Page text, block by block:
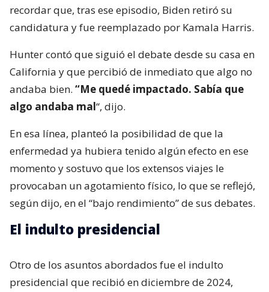
recordar que, tras ese episodio, Biden retiró su
candidatura y fue reemplazado por Kamala Harris.
Hunter contó que siguió el debate desde su casa en
California y que percibió de inmediato que algo no
andaba bien. “Me quedé impactado. Sabía que
algo andaba mal“, dijo.
En esa línea, planteó la posibilidad de que la
enfermedad ya hubiera tenido algún efecto en ese
momento y sostuvo que los extensos viajes le
provocaban un agotamiento físico, lo que se reflejó,
según dijo, en el “bajo rendimiento” de sus debates.
El indulto presidencial
Otro de los asuntos abordados fue el indulto
presidencial que recibió en diciembre de 2024,